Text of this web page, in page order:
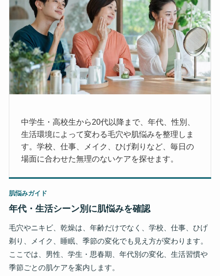
中学生・高校生から20代以降まで、年代、性別、
生活環境によって変わる毛穴や肌悩みを整理しま
す。学校、仕事、メイク、ひげ剃りなど、毎日の
場面に合わせた無理のないケアを探せます。
肌悩みガイド
年代・生活シーン別に肌悩みを確認
毛穴やニキビ、乾燥は、年齢だけでなく、学校、仕事、ひげ
剃り、メイク、睡眠、季節の変化でも見え方が変わります。
ここでは、男性、学生・思春期、年代別の変化、生活習慣や
季節ごとの肌ケアを案内します。